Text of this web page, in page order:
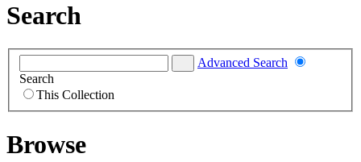
Search
Advanced Search
Search
This Collection
Browse